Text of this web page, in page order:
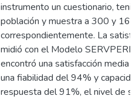
instrumento un cuestionario,
población y muestra a 300 y 168
correspondientemente. La
midió con el Modelo SERVPERF.
encontró una satisfacción media
una fiabilidad del 94% y
respuesta del 91%, el nivel de